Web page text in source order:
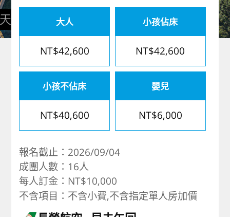
歐洲 大人
NT$42,600
小孩佔床
NT$42,600
小孩不佔床
NT$40,600
嬰兒
NT$6,000
報名截止：2026/09/04
成團人數：16人
每人訂金：NT$10,000
不含項目：不含小費,不含指定單人房加價